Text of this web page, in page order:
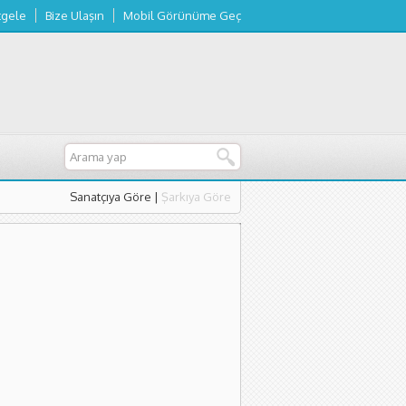
Bize Ulaşın Mobil Görünüme Geç
Sanatçıya Göre | Şarkıya Göre